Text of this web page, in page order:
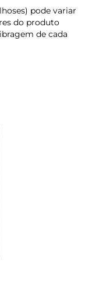
pode variar
do produto
de cada